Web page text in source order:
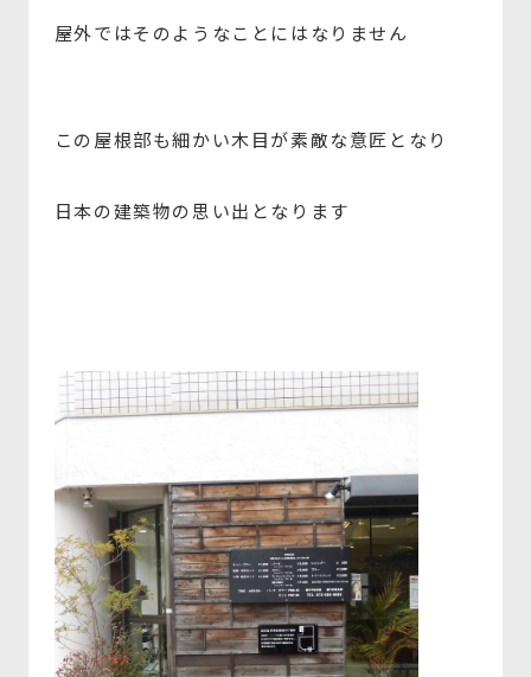
屋外ではそのようなことにはなりません
この屋根部も細かい木目が素敵な意匠となり
日本の建築物の思い出となります